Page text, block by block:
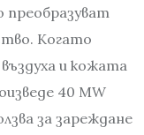
Когато
и кожата
40 MW
за зареждане